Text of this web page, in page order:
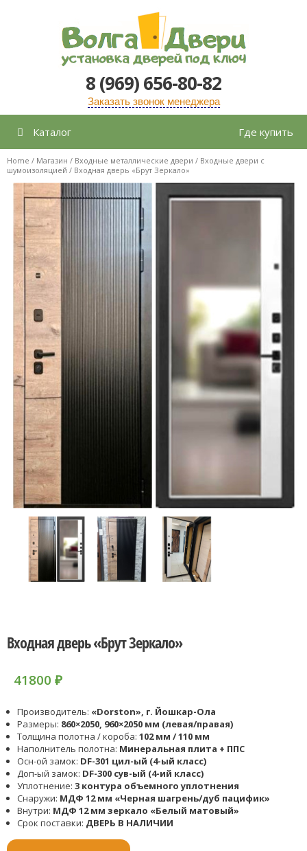
содержимому
8 (969) 656-80-82
Заказать звонок менеджера
Каталог Где купить
Home / Магазин / Входные металлические двери / Входные двери с
шумоизоляцией / Входная дверь «Брут Зеркало»
Входная дверь «Брут Зеркало»
41800 ₽
Производитель: «Dorston», г. Йошкар-Ола
Размеры: 860×2050, 960×2050 мм (левая/правая)
Толщина полотна / короба: 102 мм / 110 мм
Наполнитель полотна: Минеральная плита + ППС
Осн-ой замок: DF-301 цил-ый (4-ый класс)
Доп-ый замок: DF-300 сув-ый (4-ий класс)
Уплотнение: 3 контура объемного уплотнения
Снаружи: МДФ 12 мм «Черная шагрень/дуб пацифик»
Внутри: МДФ 12 мм зеркало «Белый матовый»
Срок поставки: ДВЕРЬ В НАЛИЧИИ